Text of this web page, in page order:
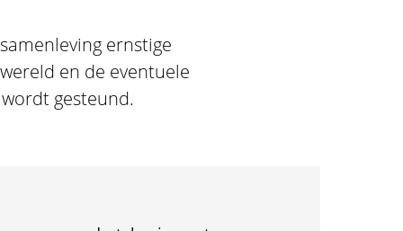
ernstige
en de eventuele
gesteund.